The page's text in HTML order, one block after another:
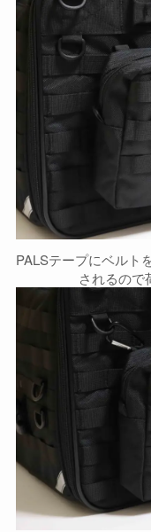
PALSテープにベルト
されるので